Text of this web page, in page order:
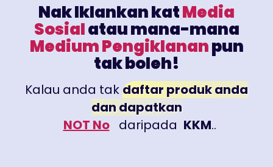
Nak Iklankan katMedia
Sosialatau mana-mana
Medium Pengiklananpun
tak boleh!
Kalau anda takdaftar produk anda
dan dapatkan
NOT No daripada KKM..